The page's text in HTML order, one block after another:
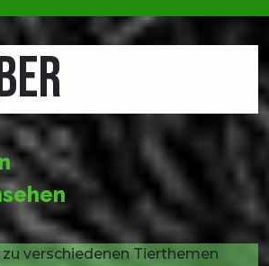
verschiedenen Tierthemen